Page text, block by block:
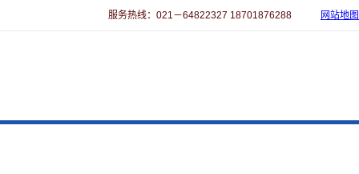
服务热线：021－64822327 18701876288 网站地图